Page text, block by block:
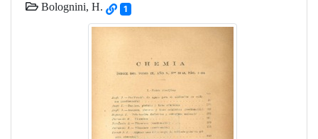
Bolognini, H. 1